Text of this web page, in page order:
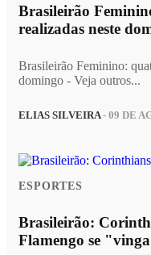
Brasileirão
realizadas neste
Brasileirão Feminino:
domingo - Veja outros...
ELIAS SILVEIRA- 09 DE
ESPORTES
Brasileirão:
Flamengo se